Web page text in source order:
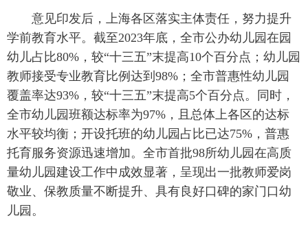
意见印发后，上海各区落实主体责任，努力提升
学前教育水平。截至2023年底，全市公办幼儿园在园
幼儿占比80%，较“十三五”末提高10个百分点；幼儿园
教师接受专业教育比例达到98%；全市普惠性幼儿园
覆盖率达93%，较“十三五”末提高5个百分点。同时，
全市幼儿园班额达标率为97%，且总体上各区的达标
水平较均衡；开设托班的幼儿园占比已达75%，普惠
托育服务资源迅速增加。全市首批98所幼儿园在高质
量幼儿园建设工作中成效显著，呈现出一批教师爱岗
敬业、保教质量不断提升、具有良好口碑的家门口幼
儿园。